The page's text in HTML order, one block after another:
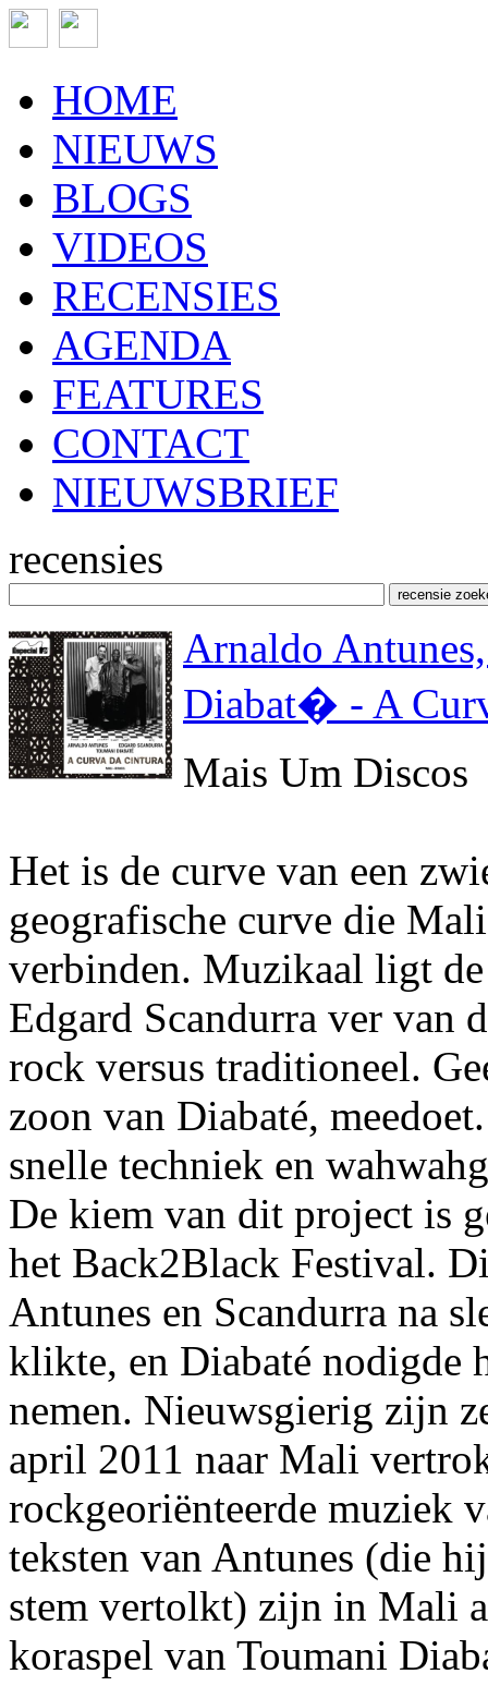
HOME
NIEUWS
BLOGS
VIDEOS
RECENSIES
AGENDA
FEATURES
CONTACT
NIEUWSBRIEF
recensies
Arnaldo
Diabat� - A
Mais Um Discos
Het is de curve van een
geografische curve die
verbinden. Muzikaal ligt
Edgard Scandurra ver van
rock versus traditioneel.
zoon van Diabaté,
snelle techniek en
De kiem van dit project is
het Back2Black Festival.
Antunes en Scandurra na
klikte, en Diabaté nodigde
nemen. Nieuwsgierig zijn
april 2011 naar Mali
rockgeoriënteerde muziek
teksten van Antunes (die
stem vertolkt) zijn in Mali
koraspel van Toumani